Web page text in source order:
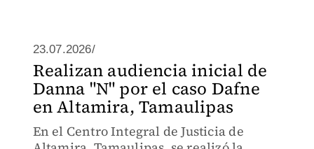
23.07.2026/
Realizan audiencia inicial de
Danna "N" por el caso Dafne
en Altamira, Tamaulipas
En el Centro Integral de Justicia de